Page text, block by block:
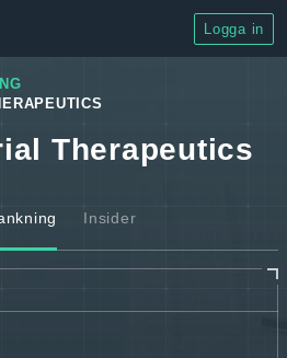
Logga in
Therapeutics
Insider